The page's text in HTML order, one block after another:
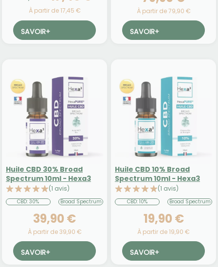
À partir de 17,45 €
SAVOIR+
À partir de 79,90 €
SAVOIR+
Huile CBD 30% Broad
Spectrum 10ml - Hexa3
(1 avis)
CBD: 30% Broad Spectrum
39,90 €
À partir de 39,90 €
SAVOIR+
Huile CBD 10% Broad
Spectrum 10ml - Hexa3
(1 avis)
CBD: 10% Broad Spectrum
19,90 €
À partir de 19,90 €
SAVOIR+